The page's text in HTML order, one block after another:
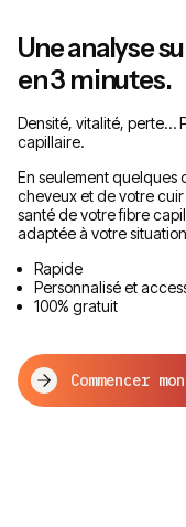
Une analyse
en 3 minutes.
Densité, vitalité, perte…
capillaire.
En seulement quelques
cheveux et de votre
santé de votre fibre
adaptée à votre
Rapide
Personnalisé et
100% gratuit
Commencer